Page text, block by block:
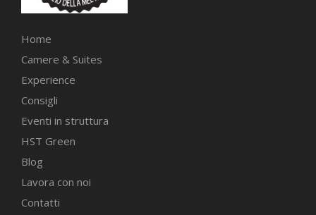
Home
Camere & Suites
Experience
Consigli
Eventi in struttura
HST Green
Blog
Lavora con noi
Contatti